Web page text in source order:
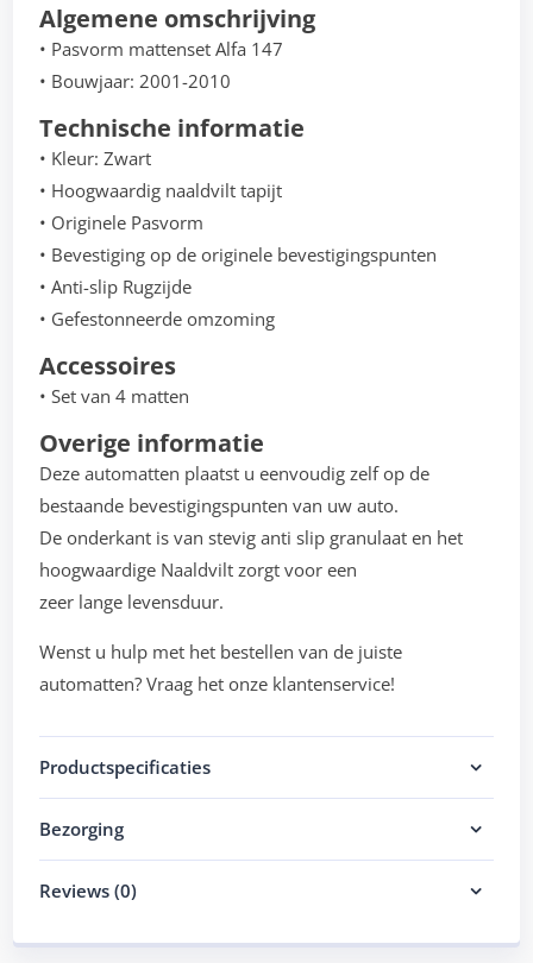
Algemene omschrijving
• Pasvorm mattenset Alfa 147
• Bouwjaar: 2001-2010
Technische informatie
• Kleur: Zwart
• Hoogwaardig naaldvilt tapijt
• Originele Pasvorm
• Bevestiging op de originele bevestigingspunten
• Anti-slip Rugzijde
• Gefestonneerde omzoming
Accessoires
• Set van 4 matten
Overige informatie
Deze automatten plaatst u eenvoudig zelf op de
bestaande bevestigingspunten van uw auto.
De onderkant is van stevig anti slip granulaat en het
hoogwaardige Naaldvilt zorgt voor een
zeer lange levensduur.
Wenst u hulp met het bestellen van de juiste
automatten? Vraag het onze klantenservice!
Productspecificaties
Bezorging
Reviews (0)